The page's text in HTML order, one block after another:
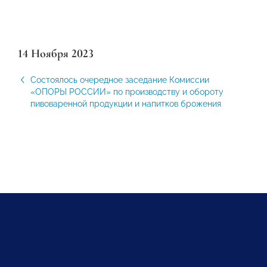
14 Ноября 2023
Состоялось очередное заседание Комиссии
«ОПОРЫ РОССИИ» по производству и обороту
пивоваренной продукции и напитков брожения